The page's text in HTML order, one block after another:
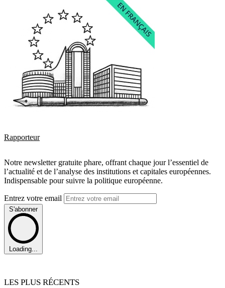
Rapporteur
Notre newsletter gratuite phare, offrant chaque jour l’essentiel de
l’actualité et de l’analyse des institutions et capitales européennes.
Indispensable pour suivre la politique européenne.
Entrez votre email
S'abonner
Loading...
LES PLUS RÉCENTS